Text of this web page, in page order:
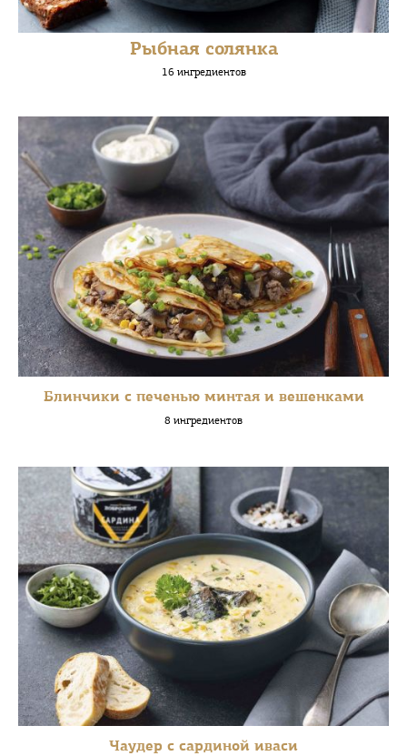
Рыбная солянка
16 ингредиентов
Блинчики с печенью минтая и вешенками
8 ингредиентов
Чаудер с сардиной иваси